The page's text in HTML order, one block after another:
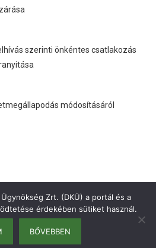
szerinti önkéntes csatlakozás
módosításáról
bottom menu
Zrt. (DKÜ) a portál és a
érdekében sütiket használ.
BŐVEBBEN